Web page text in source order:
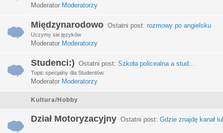
Moderator Moderatorzy
Międzynarodowo Ostatni post: rozmowy po angielsku
Uczymy sie języków
Moderator Moderatorzy
Studenci:) Ostatni post: Szkoła policealna a stud...
Topic specjalny dla Studentów.
Moderator Moderatorzy
Kultura/Hobby
Dział Motoryzacyjny Ostatni post: Gdzie znajdę kanał